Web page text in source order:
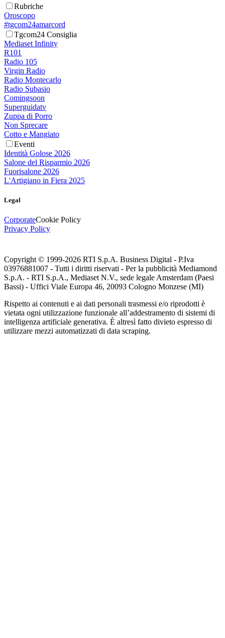
Rubriche
Oroscopo
#tgcom24amarcord
Tgcom24 Consiglia
Mediaset Infinity
R101
Radio 105
Virgin Radio
Radio Montecarlo
Radio Subasio
Comingsoon
Superguidatv
Zuppa di Porro
Non Sprecare
Cotto e Mangiato
Eventi
Identità Golose 2026
Salone del Risparmio 2026
Fuorisalone 2026
L'Artigiano in Fiera 2025
Legal
CorporateCookie Policy
Privacy Policy
Copyright © 1999-2026 RTI S.p.A. Business Digital - P.Iva
03976881007 - Tutti i diritti riservati - Per la pubblicità Mediamond
S.p.A. - RTI S.p.A., Mediaset N.V., sede legale Amsterdam (Paesi
Bassi) - Uffici Viale Europa 46, 20093 Cologno Monzese (MI)
Rispetto ai contenuti e ai dati personali trasmessi e/o riprodotti è
vietata ogni utilizzazione funzionale all’addestramento di sistemi di
intelligenza artificiale generativa. È altresì fatto divieto espresso di
utilizzare mezzi automatizzati di data scraping.